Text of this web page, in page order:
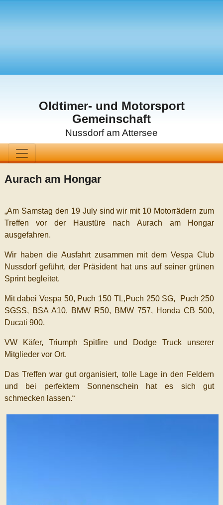
Oldtimer- und Motorsport
Gemeinschaft
Nussdorf am Attersee
Aurach am Hongar
„Am Samstag den 19 July sind wir mit 10 Motorrädern zum
Treffen vor der Haustüre nach Aurach am Hongar
ausgefahren.
Wir haben die Ausfahrt zusammen mit dem Vespa Club
Nussdorf geführt, der Präsident hat uns auf seiner grünen
Sprint begleitet.
Mit dabei Vespa 50, Puch 150 TL,Puch 250 SG, Puch 250
SGSS, BSA A10, BMW R50, BMW 757, Honda CB 500,
Ducati 900.
VW Käfer, Triumph Spitfire und Dodge Truck unserer
Mitglieder vor Ort.
Das Treffen war gut organisiert, tolle Lage in den Feldern
und bei perfektem Sonnenschein hat es sich gut
schmecken lassen.“